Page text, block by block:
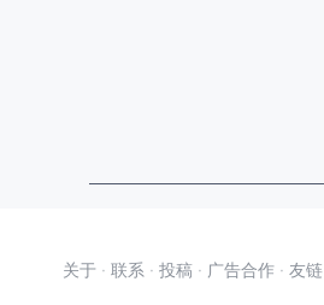
关于 · 联系 · 投稿 · 广告合作 · 友链